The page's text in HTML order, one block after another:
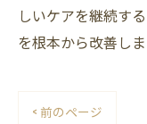
しいケアを継続す
を根本から改善しま
< 前のページ